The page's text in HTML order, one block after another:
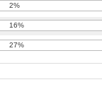
2%
16%
27%